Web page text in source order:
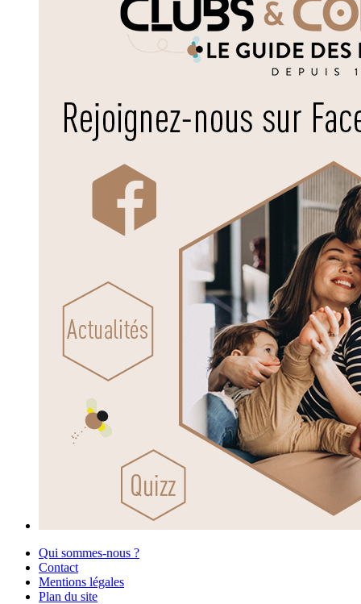
Qui sommes-nous ?
Contact
Mentions légales
Plan du site